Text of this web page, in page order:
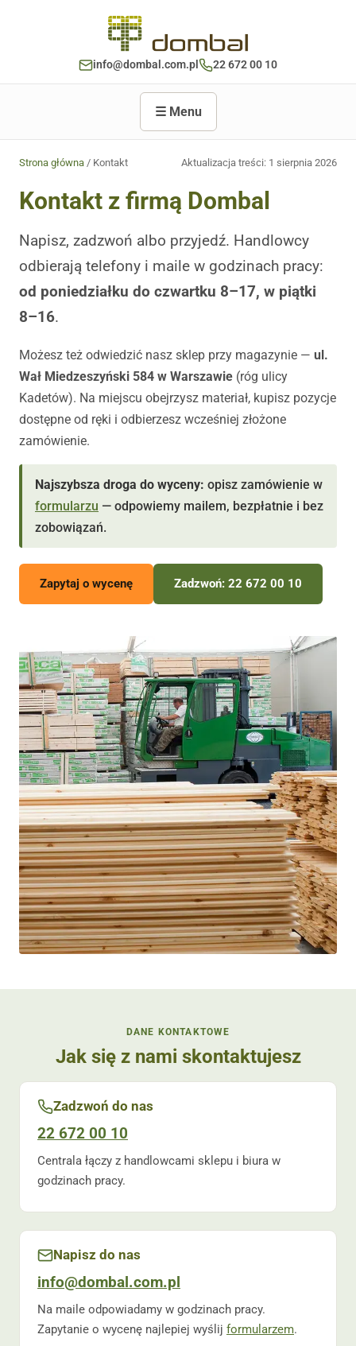
info@dombal.com.pl 22 672 00 10
☰ Menu
Strona główna / Kontakt Aktualizacja treści: 1 sierpnia 2026
Kontakt z firmą Dombal
Napisz, zadzwoń albo przyjedź. Handlowcy
odbierają telefony i maile w godzinach pracy:
od poniedziałku do czwartku 8–17, w piątki
8–16.
Możesz też odwiedzić nasz sklep przy magazynie — ul.
Wał Miedzeszyński 584 w Warszawie (róg ulicy
Kadetów). Na miejscu obejrzysz materiał, kupisz pozycje
dostępne od ręki i odbierzesz wcześniej złożone
zamówienie.
Najszybsza droga do wyceny: opisz zamówienie w
formularzu — odpowiemy mailem, bezpłatnie i bez
zobowiązań.
Zapytaj o wycenę Zadzwoń: 22 672 00 10
DANE KONTAKTOWE
Jak się z nami skontaktujesz
Zadzwoń do nas
22 672 00 10
Centrala łączy z handlowcami sklepu i biura w
godzinach pracy.
Napisz do nas
info@dombal.com.pl
Na maile odpowiadamy w godzinach pracy.
Zapytanie o wycenę najlepiej wyślij formularzem.